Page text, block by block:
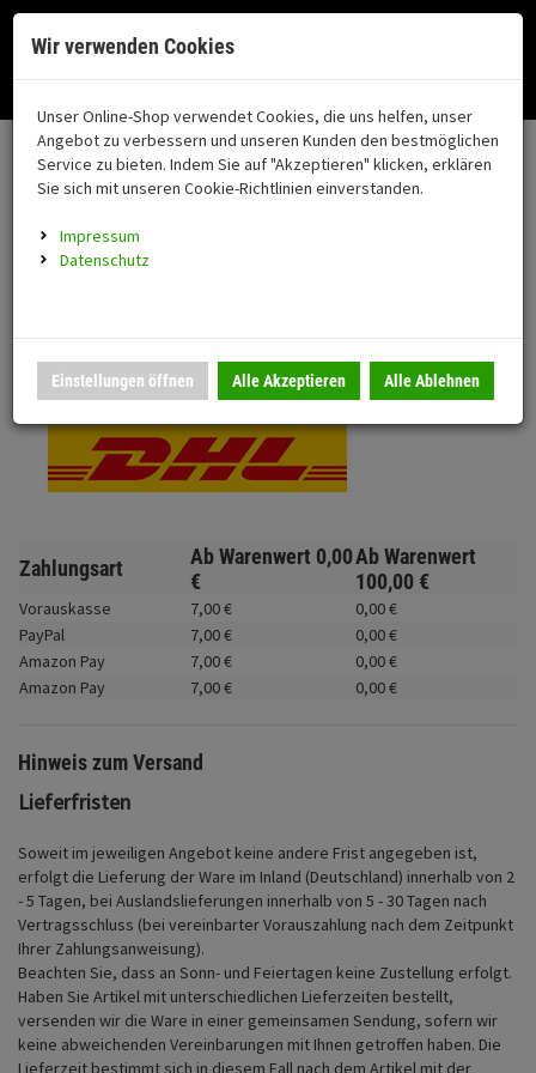
Fahrzeugteile
Alle Kategorien
FAHRZEUGTEILE
Montageständer
Beleuchtung
Fahrwerk
Zubehör
Merchandise
Neuheiten
coming soon
Anmelden | Registrieren Merkzettel
Ihr Warenkorb ist momentan leer.
Ergebnisse () Fertig
Nutzung unserer Dienste erklären Sie sich damit einverstanden!
Okay Datenschutz
Menü
Motorrad auswählen
Versand & Lieferung
Bitte wählen Sie Ihr Lieferland.
DHL National
Zahlungsart Ab Warenwert 0,00
€
Ab Warenwert
100,00 €
Vorauskasse 7,00€ 0,00€
PayPal
7,00€ 0,00€
Amazon Pay
7,00€ 0,00€
Amazon Pay
7,00€ 0,00€
Hinweis zum Versand
Lieferfristen
Soweit im jeweiligen Angebot keine andere Frist angegeben ist,
erfolgt die Lieferung der Ware im Inland (Deutschland) innerhalb von 2
- 5 Tagen, bei Auslandslieferungen innerhalb von 5 - 30 Tagen nach
Vertragsschluss (bei vereinbarter Vorauszahlung nach dem Zeitpunkt
Ihrer Zahlungsanweisung).
Beachten Sie, dass an Sonn- und Feiertagen keine Zustellung erfolgt.
Haben Sie Artikel mit unterschiedlichen Lieferzeiten bestellt,
versenden wir die Ware in einer gemeinsamen Sendung, sofern wir
keine abweichenden Vereinbarungen mit Ihnen getroffen haben. Die
Lieferzeit bestimmt sich in diesem Fall nach dem Artikel mit der
Wir verwenden Cookies
Unser Online-Shop verwendet Cookies, die uns helfen, unser
Angebot zu verbessern und unseren Kunden den bestmöglichen
Service zu bieten. Indem Sie auf "Akzeptieren" klicken, erklären
Sie sich mit unseren Cookie-Richtlinien einverstanden.
Impressum
Datenschutz
Einstellungen öffnen Alle Akzeptieren Alle Ablehnen